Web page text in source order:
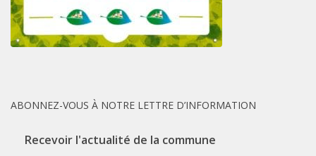
ABONNEZ-VOUS À NOTRE LETTRE D’INFORMATION
Recevoir l'actualité de la commune